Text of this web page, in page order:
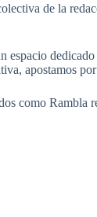
de la
espacio
apostamos
como Rambla